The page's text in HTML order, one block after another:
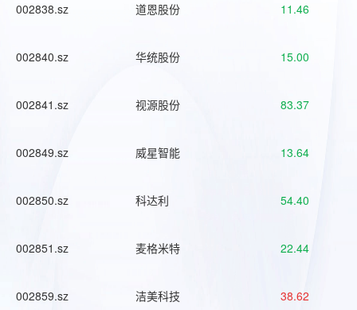
002838.sz 道恩股份 11.46
002840.sz 华统股份 15.00
002841.sz 视源股份 83.37
002849.sz 威星智能 13.64
002850.sz 科达利 54.40
002851.sz 麦格米特 22.44
002859.sz 洁美科技 38.62